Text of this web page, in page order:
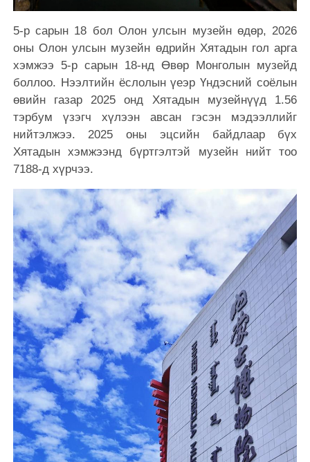
5-р сарын 18 бол Олон улсын музейн өдөр, 2026
оны Олон улсын музейн өдрийн Хятадын гол арга
хэмжээ 5-р сарын 18-нд Өвөр Монголын музейд
боллоо. Нээлтийн ёслолын үеэр Үндэсний соёлын
өвийн газар 2025 онд Хятадын музейнүүд 1.56
тэрбум үзэгч хүлээн авсан гэсэн мэдээллийг
нийтэлжээ. 2025 оны эцсийн байдлаар бүх
Хятадын хэмжээнд бүртгэлтэй музейн нийт тоо
7188-д хүрчээ.